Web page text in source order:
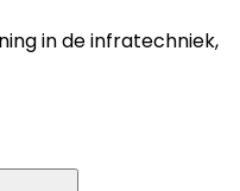
in de infratechniek,